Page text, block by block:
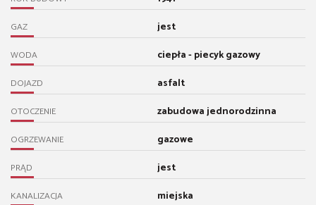
GAZ jest
WODA ciepła - piecyk gazowy
DOJAZD asfalt
OTOCZENIE zabudowa jednorodzinna
OGRZEWANIE gazowe
PRĄD jest
KANALIZACJA miejska